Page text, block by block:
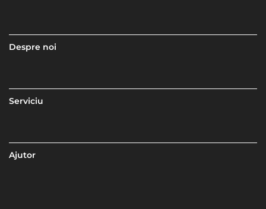
Despre noi
Serviciu
Ajutor